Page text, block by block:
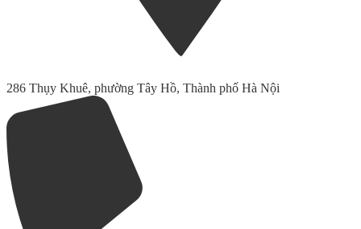
286 Thụy Khuê, phường Tây Hồ, Thành phố Hà Nội